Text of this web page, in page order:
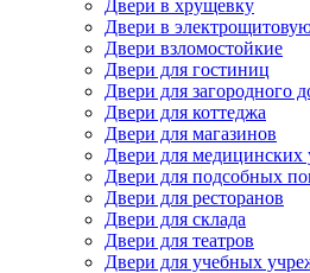
Двери в хрущевку
Двери в
Двери взломостойкие
Двери для гостиниц
Двери для загородного
Двери для коттеджа
Двери для магазинов
Двери для медицинских
Двери для подсобных
Двери для ресторанов
Двери для склада
Двери для театров
Двери для учебных